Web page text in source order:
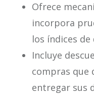
Ofrece
incorpora
los índices de
Incluye
compras que
entregar sus